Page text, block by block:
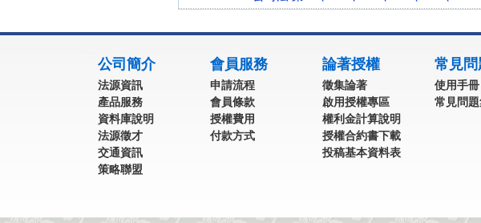
公司簡介
法源資訊
產品服務
資料庫說明
法源徵才
交通資訊
策略聯盟
會員服務
申請流程
會員條款
授權費用
付款方式
論著授權
徵集論著
啟用授權專區
權利金計算說明
授權合約書下載
投稿基本資料表
常見問
使用手冊
常見問